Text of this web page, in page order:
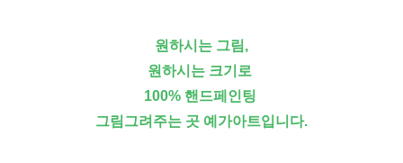
원하시는 그림,
원하시는 크기로
100% 핸드페인팅
그림그려주는 곳 예가아트입니다.